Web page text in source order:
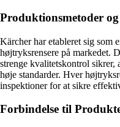
Produktionsmetoder
Kärcher har etableret sig som
højtryksrensere på markedet.
strenge kvalitetskontrol sikrer,
høje standarder. Hver
inspektioner for at sikre
Forbindelse til